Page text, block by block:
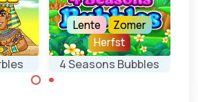
4 Seasons Bubbles
Lente
Zomer
Herfst